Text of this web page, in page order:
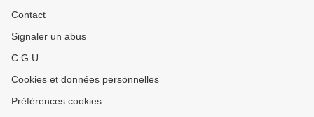
Contact
Signaler un abus
C.G.U.
Cookies et données personnelles
Préférences cookies